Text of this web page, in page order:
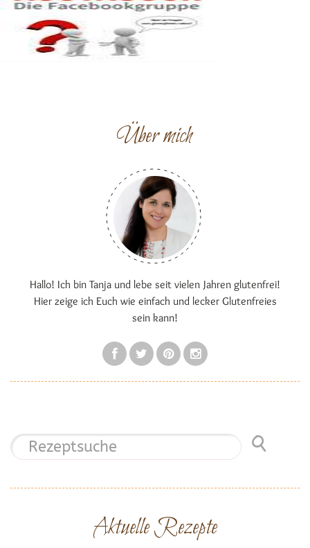
Über mich
Hallo! Ich bin Tanja und lebe seit vielen Jahren glutenfrei!
Hier zeige ich Euch wie einfach und lecker Glutenfreies
sein kann!
Aktuelle Rezepte